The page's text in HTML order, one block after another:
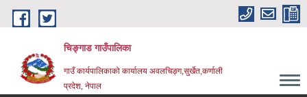
Skip to main content
चिङ्गाड गाउँपालिका
गाउँ कार्यपालिकाको कार्यालय अवलचिङ्ग,सुर्खेत,कर्णाली
प्रदेश, नेपाल